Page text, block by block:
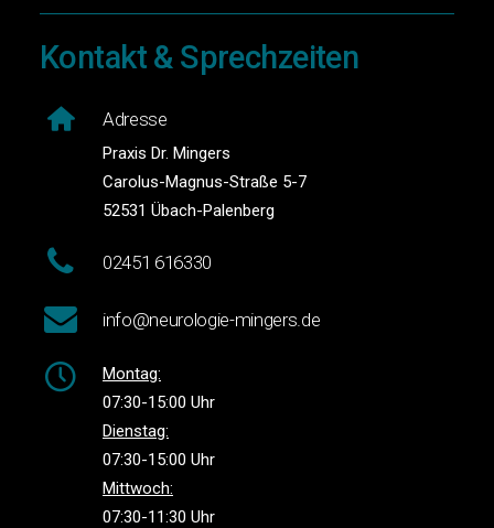
Kontakt & Sprechzeiten
Adresse
Praxis Dr. Mingers
Carolus-Magnus-Straße 5-7
52531 Übach-Palenberg
02451 616330
info@neurologie-mingers.de
Montag:
07:30-15:00 Uhr
Dienstag:
07:30-15:00 Uhr
Mittwoch:
07:30-11:30 Uhr